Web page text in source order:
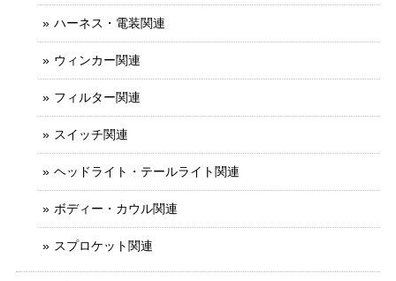
ハーネス・電装関連
ウィンカー関連
フィルター関連
スイッチ関連
ヘッドライト・テールライト関連
ボディー・カウル関連
スプロケット関連